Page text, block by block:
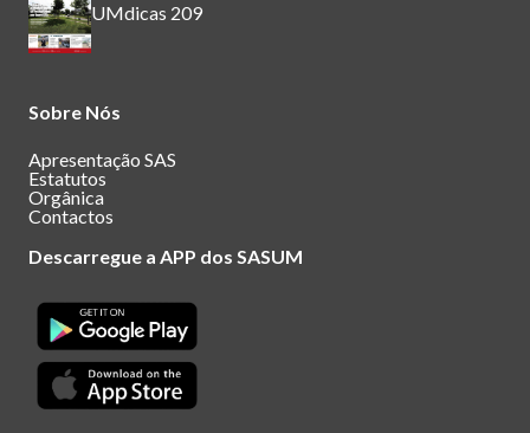
UMdicas 209
Sobre Nós
Apresentação SAS
Estatutos
Orgânica
Contactos
Descarregue a APP dos SASUM